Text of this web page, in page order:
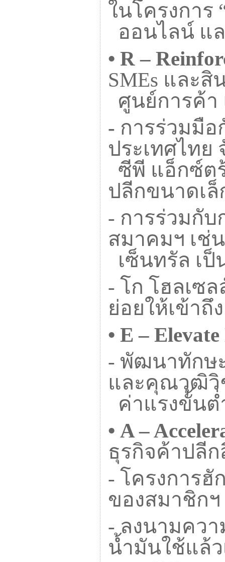
ในโครงการ
ออนไลน์ แ
• R –
SMEs และสิ
ศูนย์การค้า
- การร่วมมื
ประเทศไท
ซีพี แอ็กซ์ต
ปลีกขนาดเ
- การร่วมกั
สมาคมฯ เช่
เซ็นทรัล เ
- โก โฮลเซ
ย่อยให้เข้า
• E –
- พัฒนาทักษ
และคุณวุฒิวิ
ค่าแรงขั้นต่
• A –
ธุรกิจค้าปลีก
- โครงการฮั
ของสมาชิกฯ
- ลงนามควา
น้ำมันใช้แล้ว